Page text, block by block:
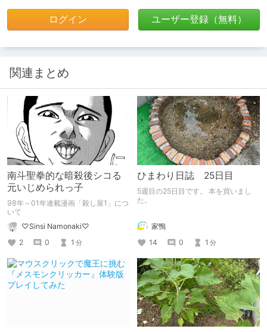
ログイン ユーザー登録（無料）
関連まとめ
南斗聖拳的な暗殺後シコる
元いじめられっ子
98年～01年連載漫画「殺し屋1」につ
いて
♡Sinsi Namonaki♡
2
0 1 分
ひまわり日誌 25日目
5週目の25日目です。 本を買いまし
た。
家鴨
14
0 1 分